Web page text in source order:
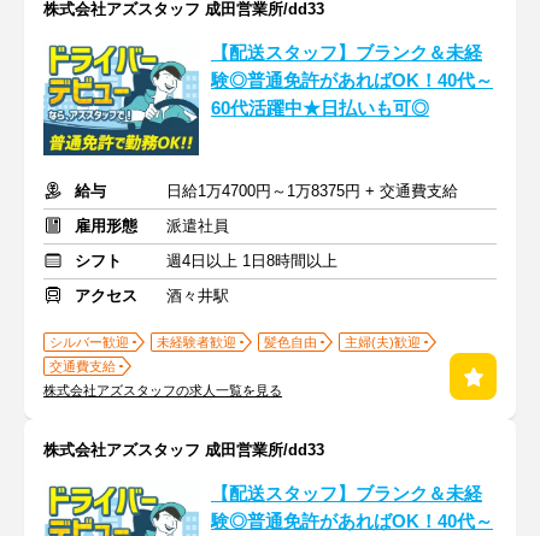
株式会社アズスタッフ 成田営業所/dd33
【配送スタッフ】ブランク＆未経
験◎普通免許があればOK！40代～
60代活躍中★日払いも可◎
給与
日給1万4700円～1万8375円 + 交通費支給
雇用形態
派遣社員
シフト
週4日以上 1日8時間以上
アクセス
酒々井駅
シルバー歓迎 未経験者歓迎 髪色自由
主婦(夫)歓迎
交通費支給
株式会社アズスタッフの求人一覧を見る
株式会社アズスタッフ 成田営業所/dd33
【配送スタッフ】ブランク＆未経
験◎普通免許があればOK！40代～